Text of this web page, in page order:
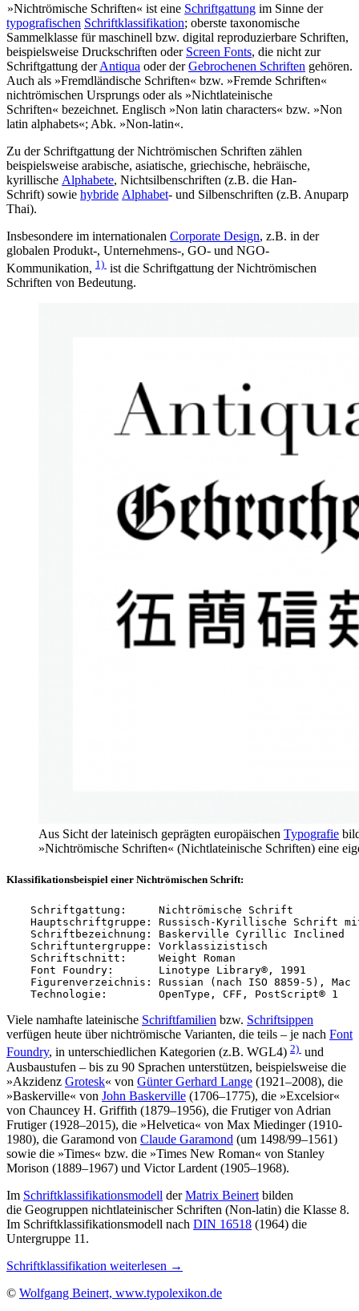
»Nichtrömische Schriften« ist eine Schriftgattung im Sinne der
typografischen Schriftklassifikation; oberste taxonomische
Sammelklasse für maschinell bzw. digital reproduzierbare Schriften,
beispielsweise Druckschriften oder Screen Fonts, die nicht zur
Schriftgattung derAntiqua oder derGebrochenen Schriften gehören.
Auch als »Fremdländische Schriften« bzw. »Fremde Schriften«
nichtrömischen Ursprungs oder als »Nichtlateinische
Schriften« bezeichnet. Englisch »Non latin characters« bzw. »Non
latin alphabets«; Abk. »Non-latin«.
Zu der Schriftgattung der Nichtrömischen Schriften zählen
beispielsweise arabische, asiatische, griechische, hebräische,
kyrillische Alphabete, Nichtsilbenschriften (z.B. die Han-
Schrift) sowie hybride Alphabet- und Silbenschriften (z.B. Anuparp
Thai).
Insbesondere im internationalen Corporate Design, z.B. in der
globalen Produkt-, Unternehmens-, GO- und NGO-
Kommunikation, 1) ist die Schriftgattung der Nichtrömischen
Schriften von Bedeutung.
Aus Sicht der lateinisch geprägten europäischen Typografie
»Nichtrömische Schriften« (Nichtlateinische Schriften) eine
Klassifikationsbeispiel einer Nichtrömischen Schrift:
Schriftgattung:     Nichtrömische Schrift
Hauptschriftgruppe: Russisch-Kyrillische Schrift
Schriftbezeichnung: Baskerville Cyrillic Inclined
Schriftuntergruppe: Vorklassizistisch
Schriftschnitt:     Weight Roman
Font Foundry:       Linotype Library®, 1991
Figurenverzeichnis: Russian (nach ISO 8859-5), Mac
Technologie:        OpenType, CFF, PostScript® 1
Viele namhafte lateinische Schriftfamilien bzw. Schriftsippen
verfügen heute über nichtrömische Varianten, die teils – je nach Font
Foundry, in unterschiedlichen Kategorien (z.B. WGL4) 2) und
Ausbaustufen – bis zu 90 Sprachen unterstützen, beispielsweise die
»Akzidenz Grotesk« von Günter Gerhard Lange (1921–2008), die
»Baskerville« von John Baskerville (1706–1775), die »Excelsior«
von Chauncey H. Griffith (1879–1956), die Frutiger von Adrian
Frutiger (1928–2015), die »Helvetica« von Max Miedinger (1910-
1980), die Garamond von Claude Garamond (um 1498/99–1561)
sowie die »Times« bzw. die »Times New Roman« von Stanley
Morison (1889–1967) und Victor Lardent (1905–1968).
Im Schriftklassifikationsmodell derMatrix Beinert bilden
die Geogruppen nichtlateinischer Schriften (Non-latin) die Klasse 8.
Im Schriftklassifikationsmodell nach DIN 16518 (1964) die
Untergruppe 11.
Schriftklassifikation weiterlesen →
© Wolfgang Beinert, www.typolexikon.de